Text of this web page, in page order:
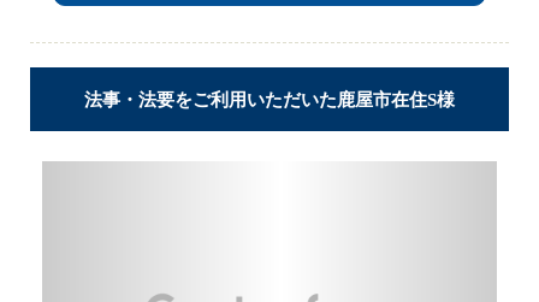
法事・法要をご利用いただいた鹿屋市在住S様